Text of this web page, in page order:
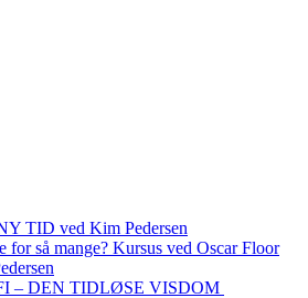
TID ved Kim Pedersen
for så mange? Kursus ved Oscar Floor
– DEN TIDLØSE VISDOM